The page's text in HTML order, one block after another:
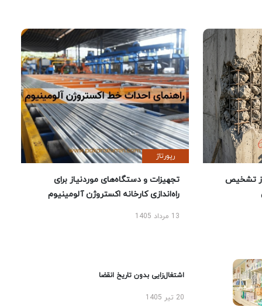
تشخیص
رپورتاژ
تجهیزات و دستگاه‌های موردنیاز برای
راه‌اندازی کارخانه اکستروژن آلومینیوم
13 مرداد 1405
اشتغال‌زایی بدون تاریخ انقضا
20 تیر 1405